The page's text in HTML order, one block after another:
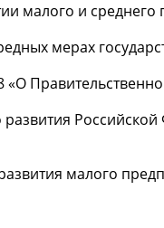
малого и среднего
мерах
малого